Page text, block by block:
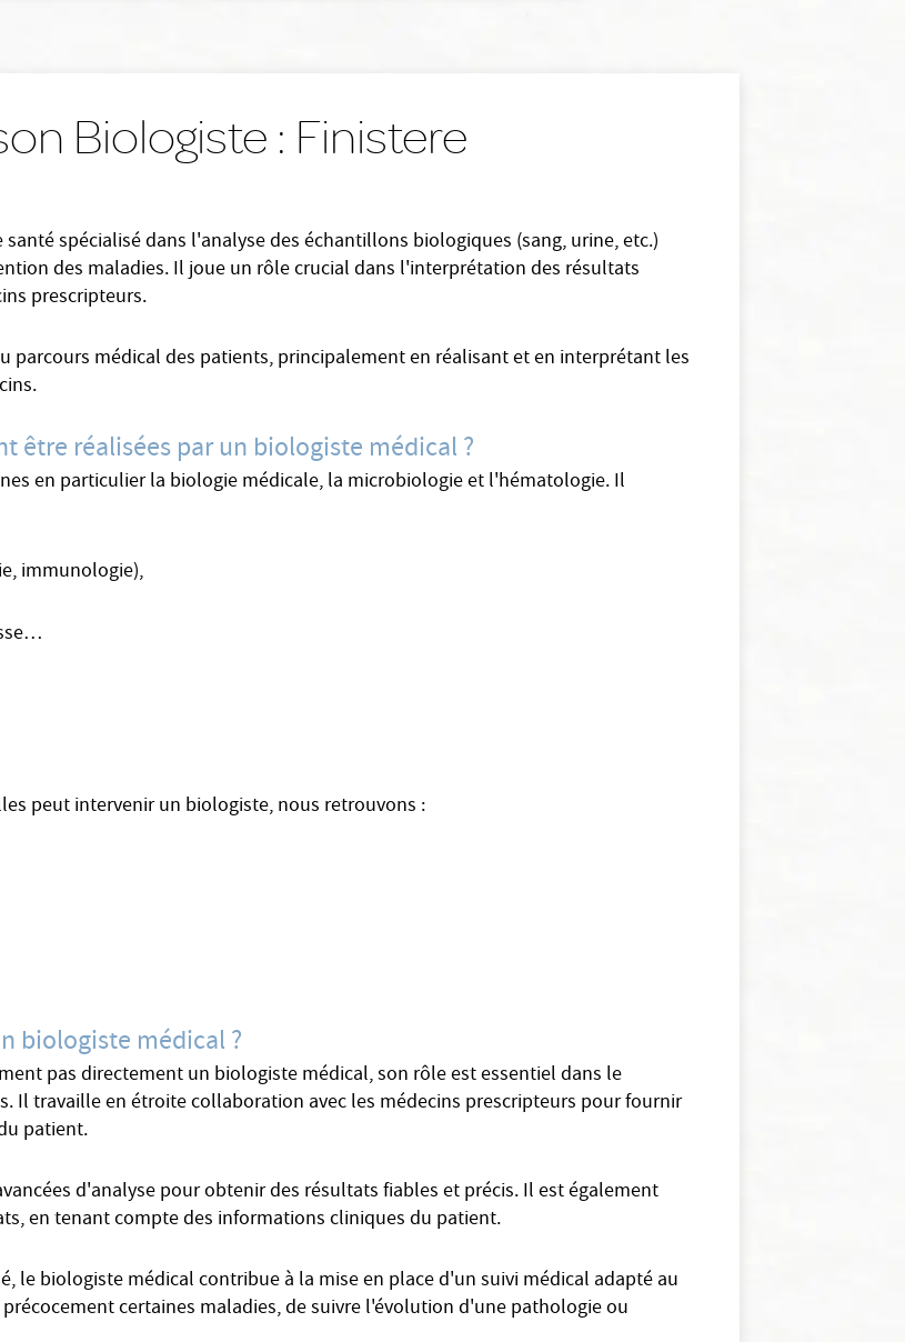
Biologiste : Finistere
spécialisé dans l'analyse des échantillons biologiques (sang, urine, etc.)
des maladies. Il joue un rôle crucial dans l'interprétation des résultats
prescripteurs.
parcours médical des patients, principalement en réalisant et en interprétant les
être réalisées par un biologiste médical ?
en particulier la biologie médicale, la microbiologie et l'hématologie. Il
immunologie),
peut intervenir un biologiste, nous retrouvons :
biologiste médical ?
pas directement un biologiste médical, son rôle est essentiel dans le
Il travaille en étroite collaboration avec les médecins prescripteurs pour fournir
patient.
d'analyse pour obtenir des résultats fiables et précis. Il est également
en tenant compte des informations cliniques du patient.
le biologiste médical contribue à la mise en place d'un suivi médical adapté au
certaines maladies, de suivre l'évolution d'une pathologie ou